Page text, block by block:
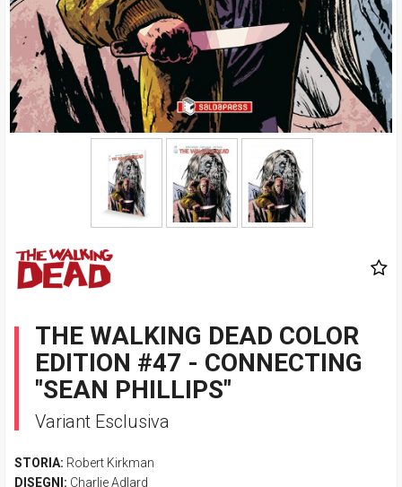
THE WALKING DEAD COLOR
EDITION #47 - CONNECTING
"SEAN PHILLIPS"
Variant Esclusiva
STORIA: Robert Kirkman
DISEGNI: Charlie Adlard